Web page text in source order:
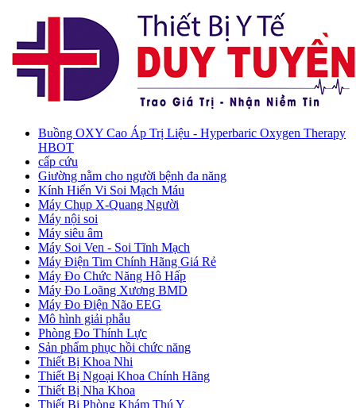
Buồng OXY Cao Áp Trị Liệu - Hyperbaric Oxygen Therapy
HBOT
cấp cứu
Giường nằm cho người bệnh đa năng
Kính Hiển Vi Soi Mạch Máu
Máy Chụp X-Quang Người
Máy nội soi
Máy siêu âm
Máy Soi Ven - Soi Tĩnh Mạch
Máy Điện Tim Chính Hãng Giá Rẻ
Máy Đo Chức Năng Hô Hấp
Máy Đo Loãng Xương BMD
Máy Đo Điện Não EEG
Mô hình giải phẫu
Phòng Đo Thính Lực
Sản phẩm phục hồi chức năng
Thiết Bị Khoa Nhi
Thiết Bị Ngoại Khoa Chính Hãng
Thiết Bị Nha Khoa
Thiết Bị Phòng Khám Thú Y